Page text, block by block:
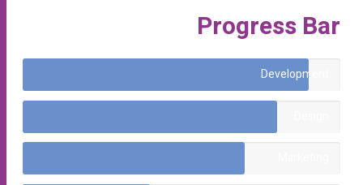
Progress Bar
Development